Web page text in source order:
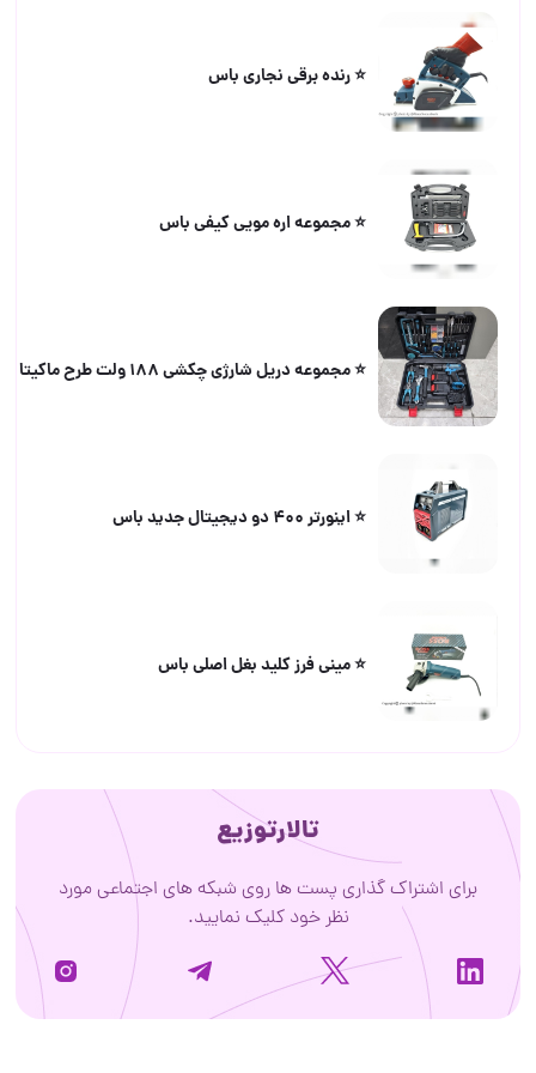
⭐️ رنده برقی نجاری باس
⭐️ مجموعه اره مویی کیفی باس
⭐️ مجموعه دریل شارژی چکشی ۱۸۸ ولت طرح ماکیتا
⭐️ اینورتر ۴۰۰ دو دیجیتال جدید باس
⭐️ مینی فرز کلید بغل اصلی باس
تالارتوزیع
برای اشتراک گذاری پست ها روی شبکه های اجتماعی مورد
نظر خود کلیک نمایید.